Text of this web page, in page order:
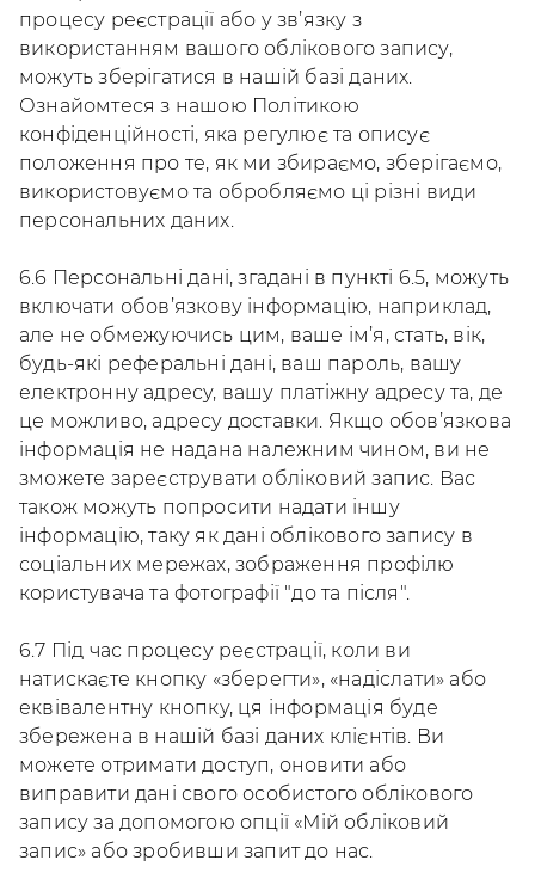
процесу реєстрації або у зв’язку з
використанням вашого облікового запису,
можуть зберігатися в нашій базі даних.
Ознайомтеся з нашою Політикою
конфіденційності, яка регулює та описує
положення про те, як ми збираємо, зберігаємо,
використовуємо та обробляємо ці різні види
персональних даних.
6.6 Персональні дані, згадані в пункті 6.5, можуть
включати обов’язкову інформацію, наприклад,
але не обмежуючись цим, ваше ім’я, стать, вік,
будь-які реферальні дані, ваш пароль, вашу
електронну адресу, вашу платіжну адресу та, де
це можливо, адресу доставки. Якщо обов’язкова
інформація не надана належним чином, ви не
зможете зареєструвати обліковий запис. Вас
також можуть попросити надати іншу
інформацію, таку як дані облікового запису в
соціальних мережах, зображення профілю
користувача та фотографії "до та після".
6.7 Під час процесу реєстрації, коли ви
натискаєте кнопку «зберегти», «надіслати» або
еквівалентну кнопку, ця інформація буде
збережена в нашій базі даних клієнтів. Ви
можете отримати доступ, оновити або
виправити дані свого особистого облікового
запису за допомогою опції «Мій обліковий
запис» або зробивши запит до нас.